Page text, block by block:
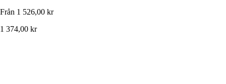
Från 1 526,00 kr
1 374,00 kr